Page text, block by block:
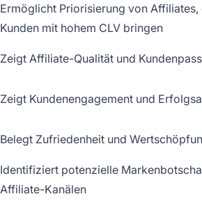
Ermöglicht Priorisierung von Affiliates,
Kunden mit hohem CLV bringen
Zeigt Affiliate-Qualität und
Zeigt Kundenengagement und
Belegt Zufriedenheit und
Identifiziert potenzielle
Affiliate-Kanälen